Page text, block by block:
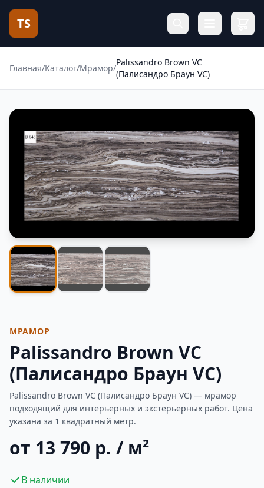
TS
Главная/Каталог/Мрамор/
Palissandro Brown VC
(Палисандро Браун VC)
Фотогалерея
МРАМОР
Palissandro Brown VC
(Палисандро Браун VC)
Palissandro Brown VC (Палисандро Браун VC) — мрамор
подходящий для интерьерных и экстерьерных работ. Цена
указана за 1 квадратный метр.
от 13 790 р. / м²
В наличии